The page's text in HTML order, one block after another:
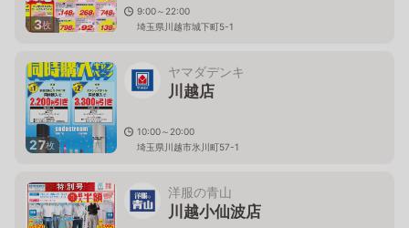
3枚
9:00～22:00
埼玉県川越市城下町5-1
27枚
ヤマダデンキ
川越店
10:00～20:00
埼玉県川越市氷川町57-1
洋服の青山
川越小仙波店